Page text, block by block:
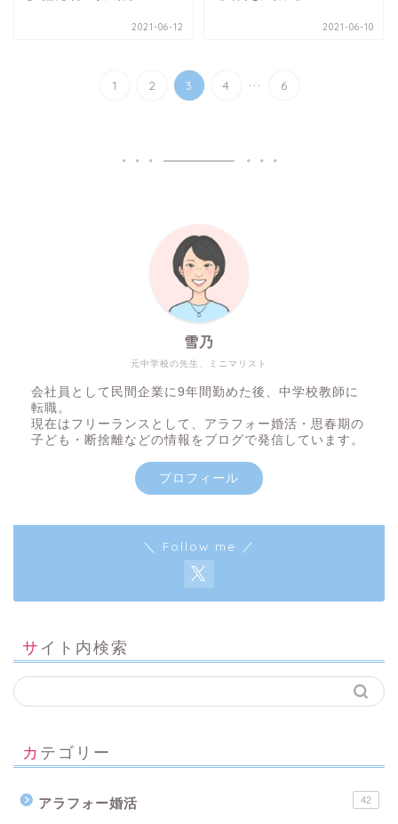
2021-06-12 2021-06-10
1 2 3 4 ... 6
元中学校の先生、ミニマリスト
雪乃
会社員として民間企業に9年間勤めた後、中学校教師に
転職。
現在はフリーランスとして、アラフォー婚活・思春期の
子ども・断捨離などの情報をブログで発信しています。
プロフィール
＼ Follow me ／
サイト内検索
カテゴリー
アラフォー婚活 42